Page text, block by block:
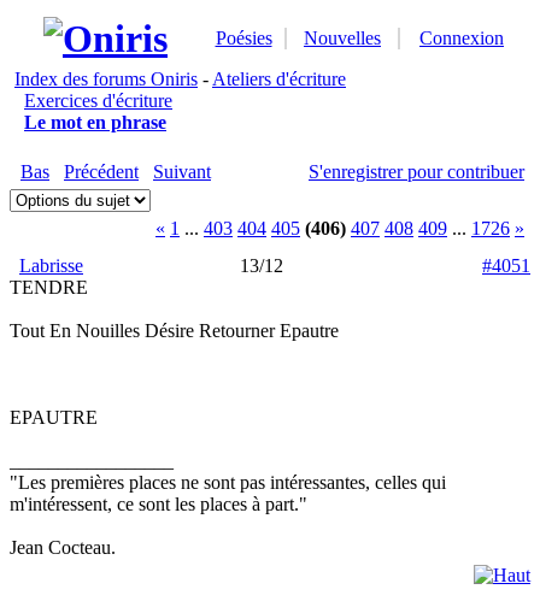
Poésies Nouvelles
Connexion
Index des forums Oniris - Ateliers d'écriture
Exercices d'écriture
Le mot en phrase
Bas Précédent Suivant S'enregistrer pour contribuer
« 1 ... 403 404 405 (406) 407 408 409 ... 1726 »
Labrisse
13/12
#4051
TENDRE
Tout En Nouilles Désire Retourner Epautre
EPAUTRE
"Les premières places ne sont pas intéressantes, celles qui
m'intéressent, ce sont les places à part."
Jean Cocteau.